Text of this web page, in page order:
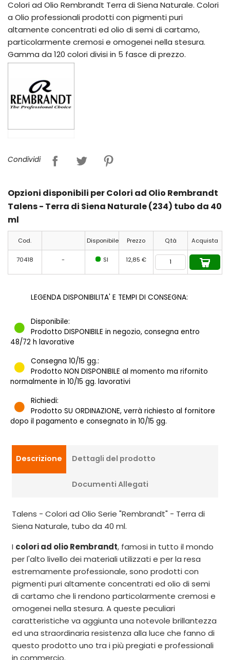
Colori ad Olio Rembrandt Terra di Siena Naturale. Colori
a Olio professionali prodotti con pigmenti puri
altamente concentrati ed olio di semi di cartamo,
particolarmente cremosi e omogenei nella stesura.
Gamma da 120 colori divisi in 5 fasce di prezzo.
Condividi
Opzioni disponibili per Colori ad Olio Rembrandt
Talens - Terra di Siena Naturale (234) tubo da 40
ml
Cod. Disponibile Prezzo Q.tà Acquista
70418 - SI 12,85 €
LEGENDA DISPONIBILITA' E TEMPI DI CONSEGNA:
Disponibile:
Prodotto DISPONIBILE in negozio, consegna entro
48/72 h lavorative
Consegna 10/15 gg.:
Prodotto NON DISPONIBILE al momento ma rifornito
normalmente in 10/15 gg. lavorativi
Richiedi:
Prodotto SU ORDINAZIONE, verrà richiesto al fornitore
dopo il pagamento e consegnato in 10/15 gg.
Descrizione Dettagli del prodotto
Documenti Allegati
Talens - Colori ad Olio Serie "Rembrandt" - Terra di
Siena Naturale, tubo da 40 ml.
I colori ad olio Rembrandt, famosi in tutto il mondo
per l'alto livello dei materiali utilizzati e per la resa
estremamente professionale, sono prodotti con
pigmenti puri altamente concentrati ed olio di semi
di cartamo che li rendono particolarmente cremosi e
omogenei nella stesura. A queste peculiari
caratteristiche va aggiunta una notevole brillantezza
ed una straordinaria resistenza alla luce che fanno di
questo prodotto uno tra i più pregiati e professionali
in commercio.